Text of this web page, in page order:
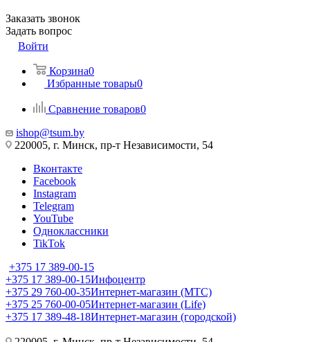
Заказать звонок
Задать вопрос
Войти
Корзина0
Избранные товары0
Сравнение товаров0
ishop@tsum.by
220005, г. Минск, пр-т Независимости, 54
Вконтакте
Facebook
Instagram
Telegram
YouTube
Одноклассники
TikTok
+375 17 389-00-15
+375 17 389-00-15Инфоцентр
+375 29 760-00-35Интернет-магазин (МТС)
+375 25 760-00-05Интернет-магазин (Life)
+375 17 389-48-18Интернет-магазин (городской)